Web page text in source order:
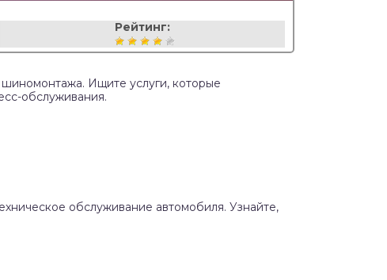
Рейтинг:
Ищите услуги, которые
обслуживания.
обслуживание автомобиля. Узнайте,